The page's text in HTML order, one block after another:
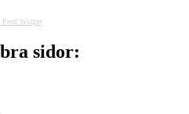
Feed Widget
sidor: